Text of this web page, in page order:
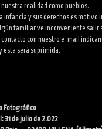
realidad como pueblos.
infancia y sus derechos es motivo
familiar ve inconveniente salir
con nuestro e-mail
esta será suprimida.
Fotográfico
31 de julio de 2.022